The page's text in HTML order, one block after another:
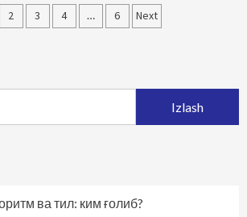
2 3 4 … 6 Next
ва тил: ким ғолиб?